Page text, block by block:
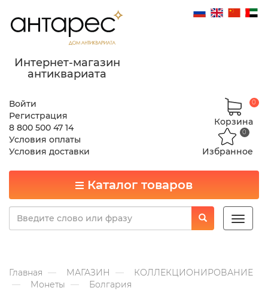
Интернет-магазин
антиквариата
Войти
Регистрация
8 800 500 47 14
Условия оплаты
Условия доставки
Корзина
0
Избранное
0
Каталог товаров
Toggle
Главная МАГАЗИН
КОЛЛЕКЦИОНИРОВАНИЕ
Монеты
Болгария